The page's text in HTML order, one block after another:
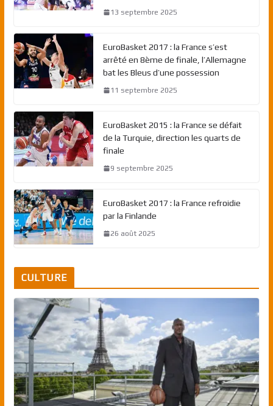
13 septembre 2025
EuroBasket 2017 : la France s’est
arrêté en 8ème de finale, l’Allemagne
bat les Bleus d’une possession
11 septembre 2025
EuroBasket 2015 : la France se défait
de la Turquie, direction les quarts de
finale
9 septembre 2025
EuroBasket 2017 : la France refroidie
par la Finlande
26 août 2025
CULTURE